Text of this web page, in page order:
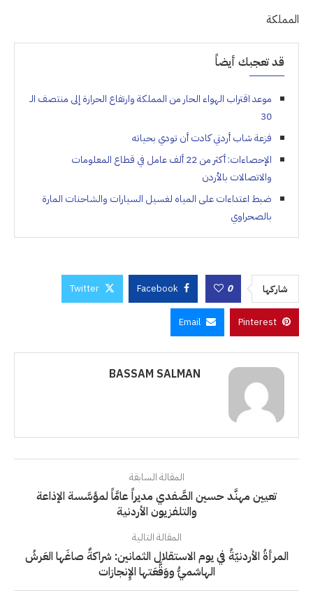
المملكة
قد تعجبك أيضاً
موعد اقتراب الهواء الحار من المملكة وارتفاع الحرارة إلى منتصف الـ
30
فزعة شاب أردني كادت أن تودي بحياته
الإحصاءات: أكثر من 22 ألف عامل في قطاع المعلومات
والاتصالات بالأردن
ضبط اعتداءات على المياه لغسيل السيارات والشاحنات المارة
بالصحراوي
شاركها 0
Facebook
Twitter
Pinterest
Email
BASSAM SALMAN
المقالة السابقة
تعيين مهنَّد حسين الصَّفدي مديراً عامَّاً لمؤسَّسة الإذاعة
والتلفزيون الأردنية
المقالة التالية
المرأةُ الأردنيّةُ في يوم الاستقلال الثمانين: شراكةٌ صاغَها العَرشُ
الهاشميُّ ووَقَّعَتها الإِنجازات